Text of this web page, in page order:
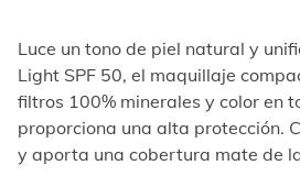
hay
ningún
elemento
enfocable,
los
Luce un tono de piel natural y
Light SPF 50, el maquillaje
filtros 100% minerales y color en
proporciona una alta protección.
y aporta una cobertura mate de